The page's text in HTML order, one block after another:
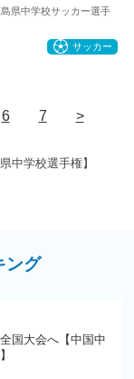
学校選手権】
県中学校サッカー選手
サッカー
6 7 >
ング
国大会へ【中国中